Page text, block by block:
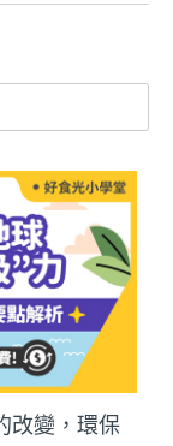
改變，環保